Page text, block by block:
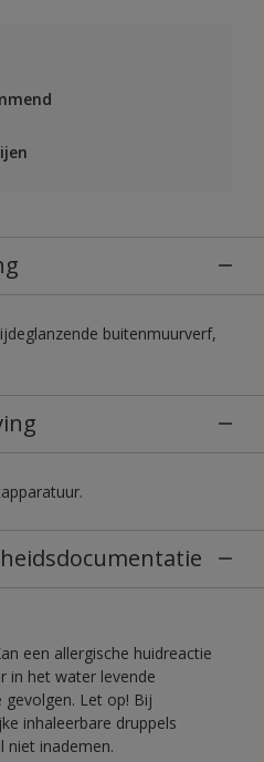
buitenmuurverf,
een allergische huidreactie
in het water levende
Let op! Bij
inhaleerbare druppels
niet inademen.